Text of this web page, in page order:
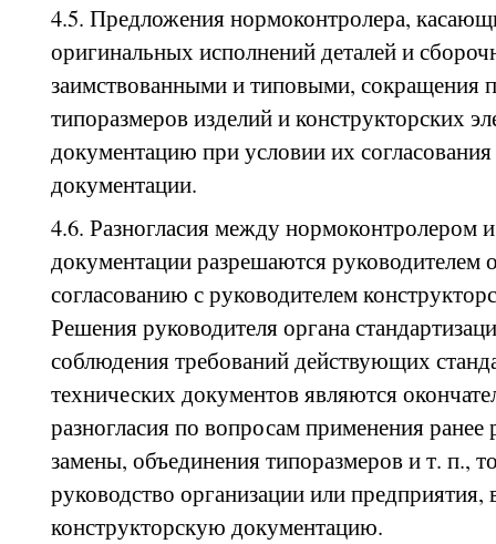
4.5. Предложения нормоконтролера,
оригинальных исполнений деталей и
заимствованными и типовыми, сокращения
типоразмеров изделий и конструкторских
документацию при условии их
документации.
4.6. Разногласия между нормоконтролером
документации разрешаются руководителем
согласованию с руководителем
Решения руководителя органа
соблюдения требований действующих
технических документов являются
разногласия по вопросам применения ранее
замены, объединения типоразмеров и т. п.,
руководство организации или
конструкторскую документацию.